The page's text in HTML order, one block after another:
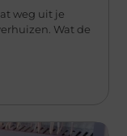
weg uit je
Wat de